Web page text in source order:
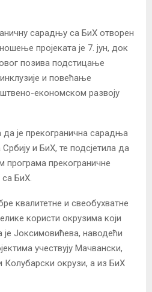
сарадњу са БиХ отворен
пројеката је 7. јун, док
позива подстицање
и повећање
економском развоју
да је прекогранична сарадња
и БиХ, те подсјетила да
програма прекограничне
БиХ.
квалитетне и свеобухватне
користи окрузима који
је Јоксимовићева, наводећи
учествују Мачвански,
Колубарски окрузи, а из БиХ